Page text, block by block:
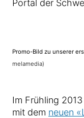
Portal der
Promo-Bild zu unserer
melamedia)
Im Frühling
mit dem neuen